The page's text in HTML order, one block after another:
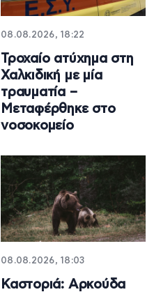
08.08.2026, 18:22
Τροχαίο ατύχημα στη
Χαλκιδική με μία
τραυματία –
Μεταφέρθηκε στο
νοσοκομείο
08.08.2026, 18:03
Καστοριά: Αρκούδα